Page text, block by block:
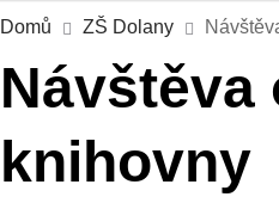
Domů ZŠ Dolany
Návštěva
knihovny